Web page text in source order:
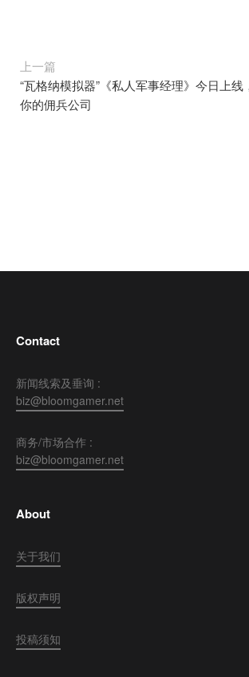
上一篇
“瓦格纳模拟器”《私人军事经理》今日上线
你的佣兵公司
Contact
新闻线索及垂询 :
biz@bloomgamer.net
商务/市场合作 :
biz@bloomgamer.net
About
关于我们
版权声明
投稿须知